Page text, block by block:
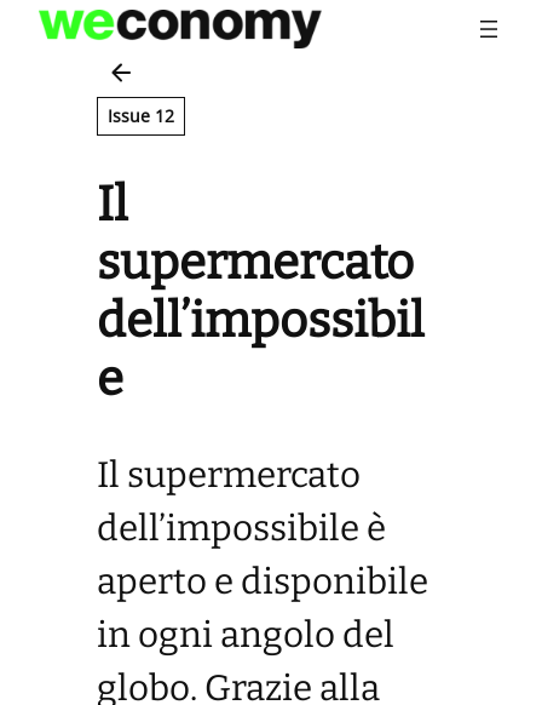
Vai
contenuto
Issue 12
Il
supermercato
dell’impossibil
e
Il supermercato
dell’impossibile è
aperto e disponibile
in ogni angolo del
globo. Grazie alla